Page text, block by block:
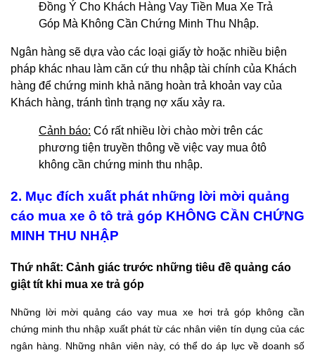
Đồng Ý Cho Khách Hàng Vay Tiền Mua Xe Trả
Góp Mà Không Cần Chứng Minh Thu Nhập.
Ngân hàng sẽ dựa vào các loại giấy tờ hoặc nhiều biện
pháp khác nhau làm căn cứ thu nhập tài chính của Khách
hàng để chứng minh khả năng hoàn trả khoản vay của
Khách hàng, tránh tình trạng nợ xấu xảy ra.
Cảnh báo: Có rất nhiều lời chào mời trên các
phương tiện truyền thông về việc vay mua ôtô
không cần chứng minh thu nhập.
2. Mục đích xuất phát những lời mời quảng
cáo mua xe ô tô trả góp KHÔNG CẦN CHỨNG
MINH THU NHẬP
Thứ nhất: Cảnh giác trước những tiêu đề quảng cáo
giật tít khi mua xe trả góp
Những lời mời quảng cáo vay mua xe hơi trả góp không cần
chứng minh thu nhập xuất phát từ các nhân viên tín dụng của các
ngân hàng. Những nhân viên này, có thể do áp lực về doanh số